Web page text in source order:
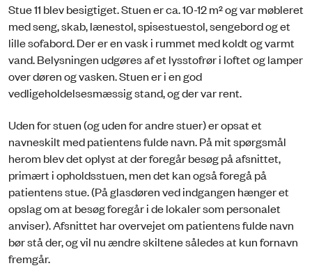
Stue 11 blev besigtiget. Stuen er ca. 10-12 m² og var møbleret
med seng, skab, lænestol, spisestuestol, sengebord og et
lille sofabord. Der er en vask i rummet med koldt og varmt
vand. Belysningen udgøres af et lysstofrør i loftet og lamper
over døren og vasken. Stuen er i en god
vedligeholdelsesmæssig stand, og der var rent.
Uden for stuen (og uden for andre stuer) er opsat et
navneskilt med patientens fulde navn. På mit spørgsmål
herom blev det oplyst at der foregår besøg på afsnittet,
primært i opholdsstuen, men det kan også foregå på
patientens stue. (På glasdøren ved indgangen hænger et
opslag om at besøg foregår i de lokaler som personalet
anviser). Afsnittet har overvejet om patientens fulde navn
bør stå der, og vil nu ændre skiltene således at kun fornavn
fremgår.